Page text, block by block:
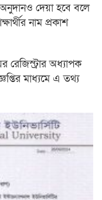
দেয়া হবে বলে
নাম প্রকাশ
রেজিস্ট্রার অধ্যাপক
মাধ্যমে এ তথ্য